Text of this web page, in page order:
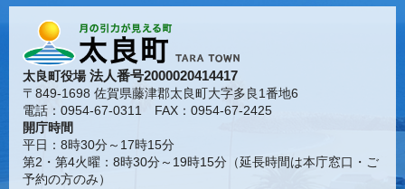
太良町役場法人番号2000020414417
〒849-1698 佐賀県藤津郡太良町大字多良1番地6
電話：0954-67-0311 FAX：0954-67-2425
開庁時間
平日：8時30分～17時15分
第2・第4火曜：8時30分～19時15分（延長時間は本庁窓口・ご
予約の方のみ）